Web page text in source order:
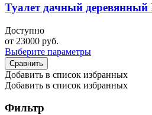
Туалет дачный деревянный
Доступно
от 23000 руб.
Выберите параметры
Сравнить
Добавить в список избранных
Добавить в список избранных
Фильтр